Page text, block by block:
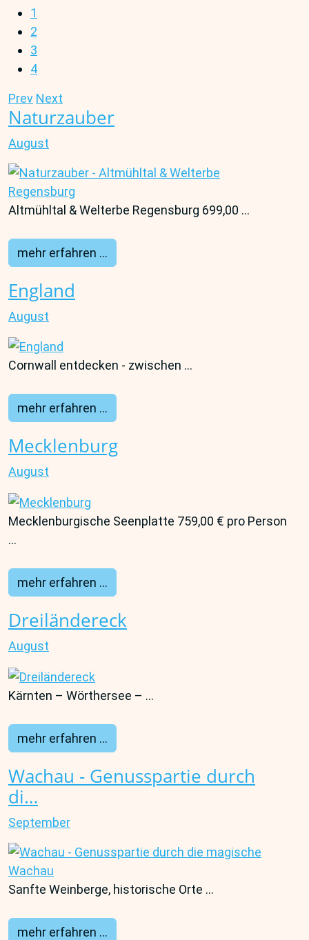
1
2
3
4
Prev Next
Naturzauber
August
Altmühltal & Welterbe Regensburg 699,00 ...
mehr erfahren ...
England
August
Cornwall entdecken - zwischen ...
mehr erfahren ...
Mecklenburg
August
Mecklenburgische Seenplatte 759,00 € pro Person
...
mehr erfahren ...
Dreiländereck
August
Kärnten – Wörthersee – ...
mehr erfahren ...
Wachau - Genusspartie durch
di…
September
Sanfte Weinberge, historische Orte ...
mehr erfahren ...